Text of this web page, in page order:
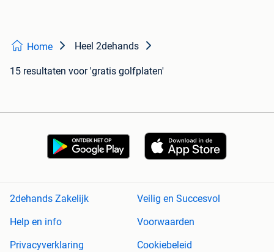
Home Heel 2dehands
15 resultaten voor 'gratis golfplaten'
2dehands Zakelijk
Veilig en Succesvol
Help en info
Voorwaarden
Privacyverklaring
Cookiebeleid